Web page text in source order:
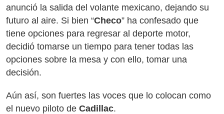
anunció la salida del volante mexicano, dejando su
futuro al aire. Si bien “Checo” ha confesado que
tiene opciones para regresar al deporte motor,
decidió tomarse un tiempo para tener todas las
opciones sobre la mesa y con ello, tomar una
decisión.
Aún así, son fuertes las voces que lo colocan como
el nuevo piloto de Cadillac.